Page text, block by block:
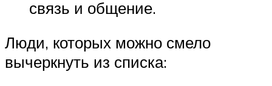
связь и общение.
Люди, которых можно смело
вычеркнуть из списка: